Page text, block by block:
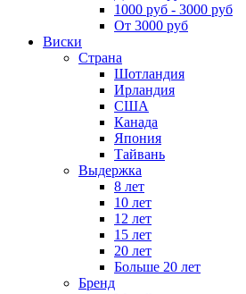
1000 руб - 3000 руб
От 3000 руб
Виски
Страна
Шотландия
Ирландия
США
Канада
Япония
Тайвань
Выдержка
8 лет
10 лет
12 лет
15 лет
20 лет
Больше 20 лет
Бренд